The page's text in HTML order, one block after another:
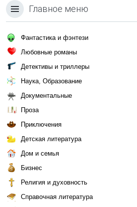
Главное меню
Фантастика и фэнтези
Любовные романы
Детективы и триллеры
Наука, Образование
Документальные
Проза
Приключения
Детская литература
Дом и семья
Бизнес
Религия и духовность
Справочная литература